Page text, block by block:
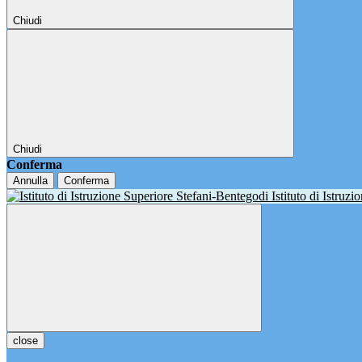
Chiudi
Chiudi
Conferma
Annulla Conferma
Istituto di
close